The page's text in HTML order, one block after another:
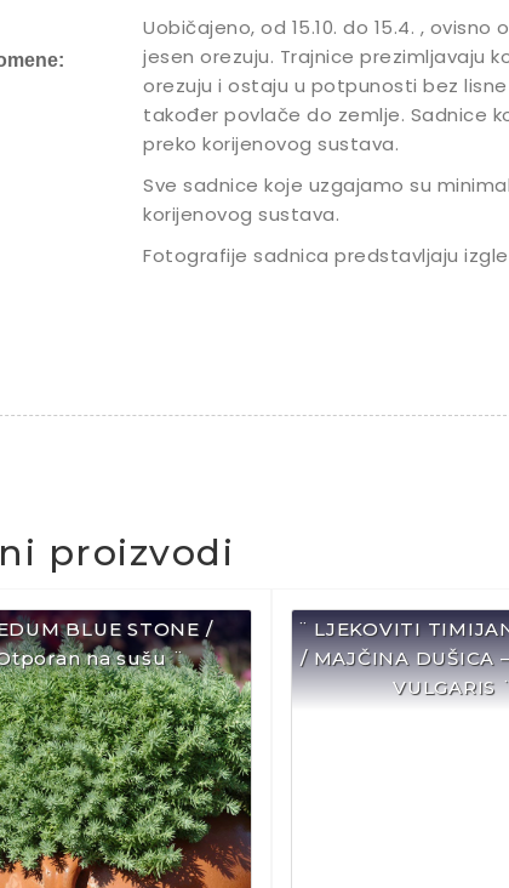
Uobičajeno, od 15.10. do 15.4. ,
jesen orezuju. Trajnice prezimljavaju
orezuju i ostaju u potpunosti bez
također povlače do zemlje. Sadnice
preko korijenovog sustava.
Sve sadnice koje uzgajamo su
korijenovog sustava.
Fotografije sadnica predstavljaju
proizvodi
BLUE STONE /
na sušu ¨
¨ LJEKOVITI
/ MAJČINA DUŠICA
VULGARIS